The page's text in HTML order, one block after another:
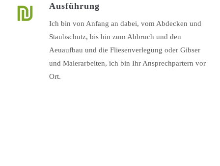
Ausführung
Ich bin von Anfang an dabei, vom Abdecken und
Staubschutz, bis hin zum Abbruch und den
Aeuaufbau und die Fliesenverlegung oder Gibser
und Malerarbeiten, ich bin Ihr Ansprechpartern vor
Ort.